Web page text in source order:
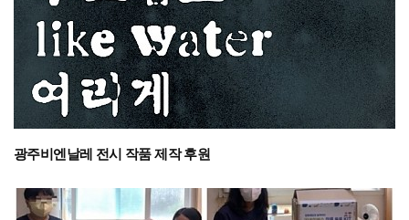
광주비엔날레 전시 작품 제작 후원